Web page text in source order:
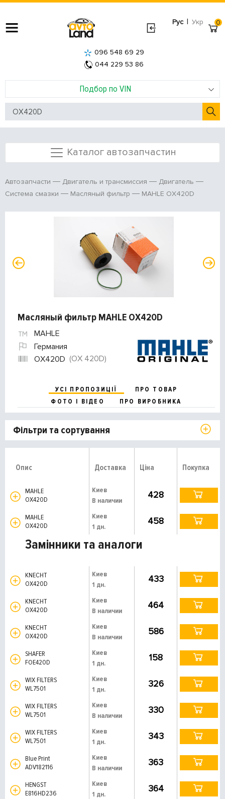
Рус | Укр
Подбор по VIN
096 548 69 29
044 229 53 86
0
Каталог автозапчастин
Автозапчасти Двигатель и трансмиссия
Двигатель
Система смазки
Масляный фильтр MAHLE OX420D
Масляный фильтр MAHLE OX420D
MAHLE
Германия
OX420D (OX 420D)
УСІ ПРОПОЗИЦІЇ
ПРО ТОВАР
ФОТО І ВІДЕО
ПРО ВИРОБНИКА
Фільтри та сортування
Опис Доставка Ціна Покупка
MAHLE
OX420D
Киев
В наличии
428
MAHLE
OX420D
Киев
1 дн.
458
Замінники та аналоги
KNECHT
OX420D
Киев
1 дн.
433
KNECHT
OX420D
Киев
В наличии
464
KNECHT
OX420D
Киев
В наличии
586
SHAFER
FOE420D
Киев
1 дн.
158
WIX FILTERS
WL7501
Киев
1 дн.
326
WIX FILTERS
WL7501
Киев
В наличии
330
WIX FILTERS
WL7501
Киев
1 дн.
343
Blue Print
ADV182116
Киев
В наличии
363
HENGST
E816HD236
Киев
1 дн.
364